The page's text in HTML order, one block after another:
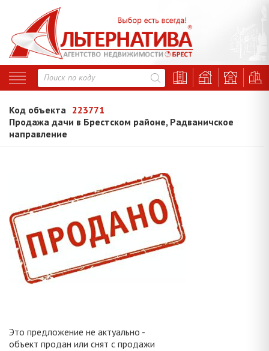
Код объекта 223771
Продажа дачи в Брестском районе, Радваничское
направление
Это предложение не актуально -
объект продан или снят с продажи